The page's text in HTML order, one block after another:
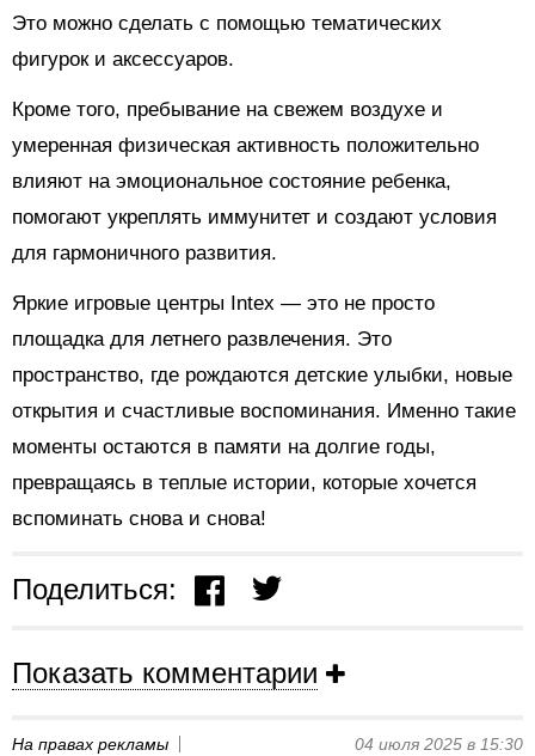
Это можно сделать с помощью тематических
фигурок и аксессуаров.
Кроме того, пребывание на свежем воздухе и
умеренная физическая активность положительно
влияют на эмоциональное состояние ребенка,
помогают укреплять иммунитет и создают условия
для гармоничного развития.
Яркие игровые центры Intex — это не просто
площадка для летнего развлечения. Это
пространство, где рождаются детские улыбки, новые
открытия и счастливые воспоминания. Именно такие
моменты остаются в памяти на долгие годы,
превращаясь в теплые истории, которые хочется
вспоминать снова и снова!
Поделиться:
Показать комментарии
На правах рекламы 04 июля 2025 в 15:30